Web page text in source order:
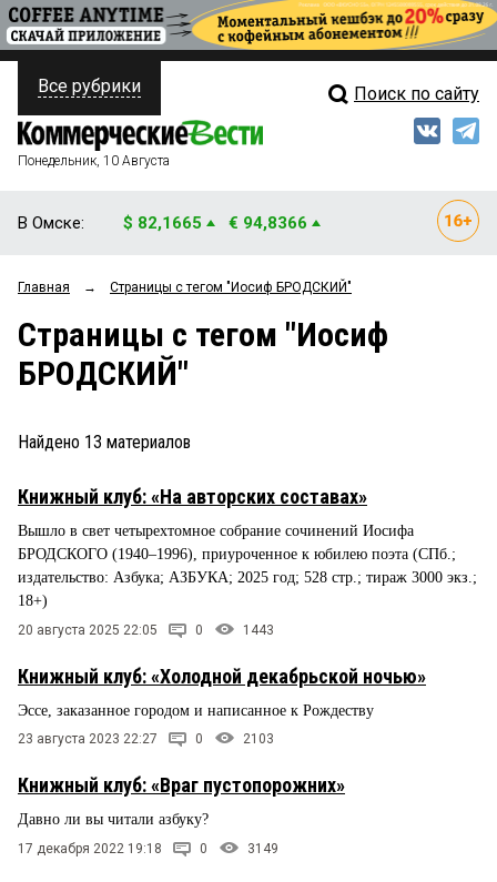
ПОЛИТИКА
ФИНАНСЫ
ОБЩЕСТВО
ЗАКОН
НОВОСТИ КОМПАНИЙ
ПРОИСШЕСТВИЯ
СТИЛЬ ЖИЗНИ
Свежий выпуск
Мнения
Рейтинги
Все рубрики Поиск по сайту
Понедельник, 10 Августа
В Омске: $ 82,1665 € 94,8366
Главная → Страницы c тегом "Иосиф БРОДСКИЙ"
Страницы c тегом "Иосиф
БРОДСКИЙ"
Найдено 13 материалов
Книжный клуб: «На авторских составах»
Вышло в свет четырехтомное собрание сочинений Иосифа
БРОДСКОГО (1940–1996), приуроченное к юбилею поэта (СПб.;
издательство: Азбука; АЗБУКА; 2025 год; 528 стр.; тираж 3000 экз.;
18+)
20 августа 2025 22:05 0 1443
Книжный клуб: «Холодной декабрьской ночью»
Эссе, заказанное городом и написанное к Рождеству
23 августа 2023 22:27 0 2103
Книжный клуб: «Враг пустопорожних»
Давно ли вы читали азбуку?
17 декабря 2022 19:18 0 3149